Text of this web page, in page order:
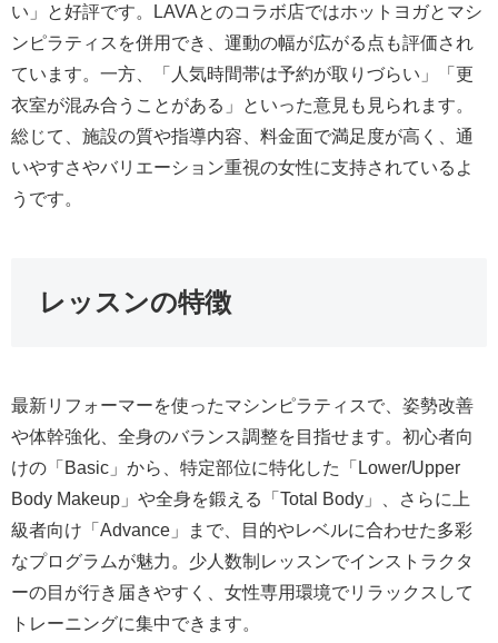
い」と好評です。LAVAとのコラボ店ではホットヨガとマシ
ンピラティスを併用でき、運動の幅が広がる点も評価され
ています。一方、「人気時間帯は予約が取りづらい」「更
衣室が混み合うことがある」といった意見も見られます。
総じて、施設の質や指導内容、料金面で満足度が高く、通
いやすさやバリエーション重視の女性に支持されているよ
うです。
レッスンの特徴
最新リフォーマーを使ったマシンピラティスで、姿勢改善
や体幹強化、全身のバランス調整を目指せます。初心者向
けの「Basic」から、特定部位に特化した「Lower/Upper
Body Makeup」や全身を鍛える「Total Body」、さらに上
級者向け「Advance」まで、目的やレベルに合わせた多彩
なプログラムが魅力。少人数制レッスンでインストラクタ
ーの目が行き届きやすく、女性専用環境でリラックスして
トレーニングに集中できます。